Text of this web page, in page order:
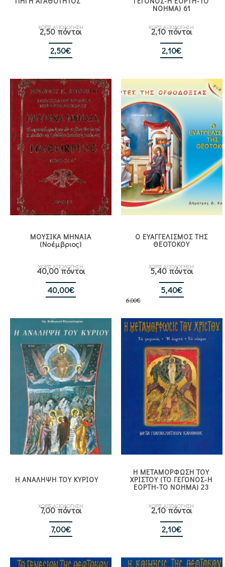
ΧΩΡΙΣ ΑΞΙΟΛΟΓΗΣΗ
2,50 πόντοι
2,50€
ΝΟΗΜΑ) 61
ΧΩΡΙΣ ΑΞΙΟΛΟΓΗΣΗ
2,10 πόντοι
2,10€
ΜΟΥΣΙΚΑ ΜΗΝΑΙΑ
(Νοέμβριος)
ΧΩΡΙΣ ΑΞΙΟΛΟΓΗΣΗ
40,00 πόντοι
40,00€
Ο ΕΥΑΓΓΕΛΙΣΜΟΣ ΤΗΣ
ΘΕΟΤΟΚΟΥ
ΧΩΡΙΣ ΑΞΙΟΛΟΓΗΣΗ
5,40 πόντοι
6,00€
Original
6,00€.
5,40€
είναι:
5,40€.
Η ΑΝΑΛΗΨΗ ΤΟΥ ΚΥΡΙΟΥ
ΧΩΡΙΣ ΑΞΙΟΛΟΓΗΣΗ
7,00 πόντοι
7,00€
Η ΜΕΤΑΜΟΡΦΩΣΗ ΤΟΥ
ΧΡΙΣΤΟΥ (ΤΟ ΓΕΓΟΝΟΣ-Η
ΕΟΡΤΗ-ΤΟ ΝΟΗΜΑ) 23
ΧΩΡΙΣ ΑΞΙΟΛΟΓΗΣΗ
2,10 πόντοι
2,10€